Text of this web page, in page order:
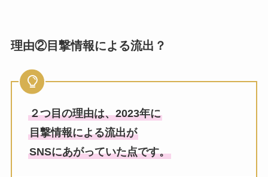
理由②目撃情報による流出？
２つ目の理由は、2023年に
目撃情報による流出が
SNSにあがっていた点です。